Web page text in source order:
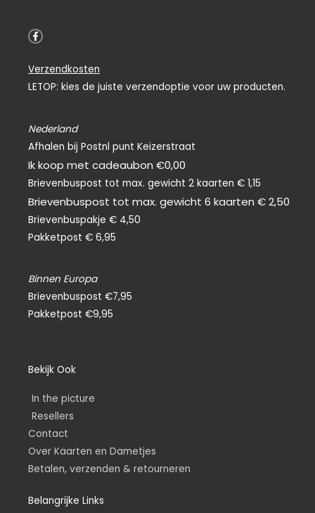
F
a
b
o
o
Verzendkosten
LETOP: kies de juiste verzendoptie voor uw producten.
Nederland
Afhalen bij Postnl punt Keizerstraat
Ik koop met cadeaubon €0,00
Brievenbuspost tot max. gewicht 2 kaarten € 1,15
Brievenbuspost tot max. gewicht 6 kaarten € 2,50
Brievenbuspakje € 4,50
Pakketpost € 6,95
Binnen Europa
Brievenbuspost €7,95
Pakketpost €9,95
Bekijk Ook
In the picture
Resellers
Contact
Over Kaarten en Dametjes
Betalen, verzenden & retourneren
Belangrijke Links